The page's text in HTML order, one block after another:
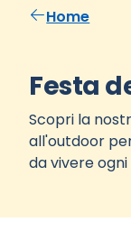
Home
Festa
Scopri la
all'outdoor
da vivere ogni